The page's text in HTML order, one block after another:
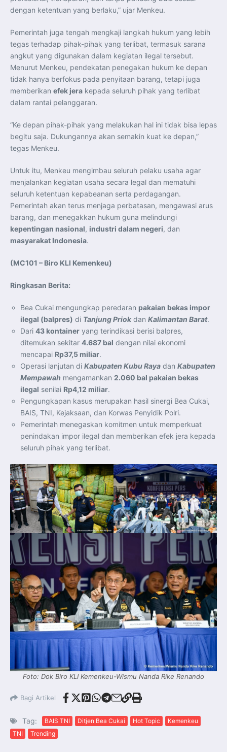
dengan ketentuan yang berlaku,” ujar Menkeu.
Pemerintah juga tengah mengkaji langkah hukum yang lebih
tegas terhadap pihak-pihak yang terlibat, termasuk sarana
angkut yang digunakan dalam kegiatan ilegal tersebut.
Menurut Menkeu, pendekatan penegakan hukum ke depan
tidak hanya berfokus pada penyitaan barang, tetapi juga
memberikan efek jera kepada seluruh pihak yang terlibat
dalam rantai pelanggaran.
“Ke depan pihak-pihak yang melakukan hal ini tidak bisa lepas
begitu saja. Dukungannya akan semakin kuat ke depan,”
tegas Menkeu.
Untuk itu, Menkeu mengimbau seluruh pelaku usaha agar
menjalankan kegiatan usaha secara legal dan mematuhi
seluruh ketentuan kepabeanan serta perdagangan.
Pemerintah akan terus menjaga perbatasan, mengawasi arus
barang, dan menegakkan hukum guna melindungi
kepentingan nasional, industri dalam negeri, dan
masyarakat Indonesia.
(MC101 – Biro KLI Kemenkeu)
Ringkasan Berita:
Bea Cukai mengungkap peredaran pakaian bekas impor
ilegal (balpres) di Tanjung Priok dan Kalimantan Barat.
Dari 43 kontainer yang terindikasi berisi balpres,
ditemukan sekitar 4.687 bal dengan nilai ekonomi
mencapai Rp37,5 miliar.
Operasi lanjutan di Kabupaten Kubu Raya dan Kabupaten
Mempawah mengamankan 2.060 bal pakaian bekas
ilegal senilai Rp4,12 miliar.
Pengungkapan kasus merupakan hasil sinergi Bea Cukai,
BAIS, TNI, Kejaksaan, dan Korwas Penyidik Polri.
Pemerintah menegaskan komitmen untuk memperkuat
penindakan impor ilegal dan memberikan efek jera kepada
seluruh pihak yang terlibat.
Foto: Dok Biro KLI Kemenkeu-Wismu Nanda Rike Renando
Bagi Artikel
Tag: BAIS TNI Ditjen Bea Cukai Hot Topic
Kemenkeu
TNI
Trending